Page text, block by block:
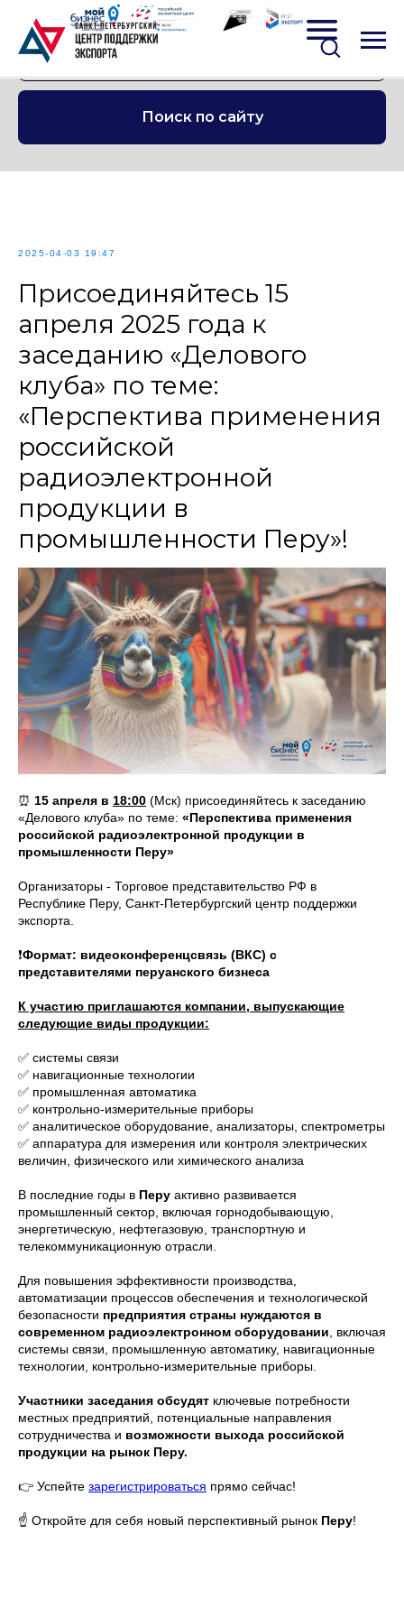
Поиск по сайту
2025-04-03 19:47
Присоединяйтесь 15
апреля 2025 года к
заседанию «Делового
клуба» по теме:
«Перспектива применения
российской
радиоэлектронной
продукции в
промышленности Перу»!
⏰ 15 апреля в 18:00 (Мск) присоединяйтесь к заседанию
«Делового клуба» по теме: «Перспектива применения
российской радиоэлектронной продукции в
промышленности Перу»
Организаторы - Торговое представительство РФ в
Республике Перу, Санкт-Петербургский центр поддержки
экспорта.
❗️Формат: видеоконференцсвязь (ВКС) с
представителями перуанского бизнеса
К участию приглашаются компании, выпускающие
следующие виды продукции:
✅ системы связи
✅ навигационные технологии
✅ промышленная автоматика
✅ контрольно-измерительные приборы
✅ аналитическое оборудование, анализаторы, спектрометры
✅ аппаратура для измерения или контроля электрических
величин, физического или химического анализа
В последние годы в Перу активно развивается
промышленный сектор, включая горнодобывающую,
энергетическую, нефтегазовую, транспортную и
телекоммуникационную отрасли.
Для повышения эффективности производства,
автоматизации процессов обеспечения и технологической
безопасности предприятия страны нуждаются в
современном радиоэлектронном оборудовании , включая
системы связи, промышленную автоматику, навигационные
технологии, контрольно-измерительные приборы.
Участники заседания обсудят ключевые потребности
местных предприятий, потенциальные направления
сотрудничества и возможности выхода российской
продукции на рынок Перу.
👉 Успейте зарегистрироваться прямо сейчас!
☝️ Откройте для себя новый перспективный рынок Перу!